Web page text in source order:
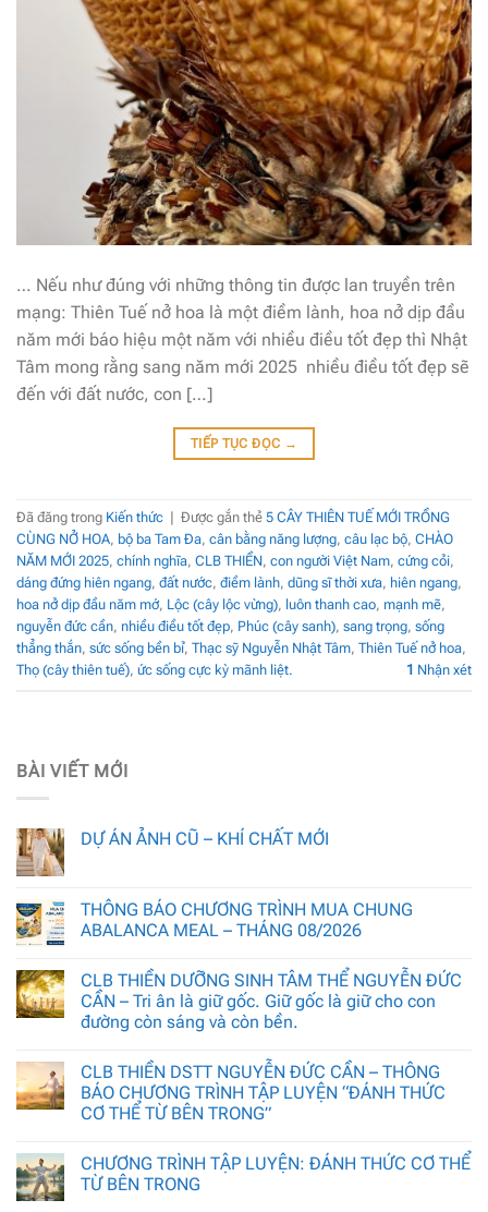
… Nếu như đúng với những thông tin được lan truyền trên
mạng: Thiên Tuế nở hoa là một điềm lành, hoa nở dịp đầu
năm mới báo hiệu một năm với nhiều điều tốt đẹp thì Nhật
Tâm mong rằng sang năm mới 2025 nhiều điều tốt đẹp sẽ
đến với đất nước, con […]
TIẾP TỤC ĐỌC →
Đã đăng trong Kiến thức Được gắn thẻ 5 CÂY THIÊN TUẾ MỚI TRỒNG
CÙNG NỞ HOA, bộ ba Tam Đa, cân bằng năng lượng, câu lạc bộ, CHÀO
NĂM MỚI 2025, chính nghĩa, CLB THIỀN, con người Việt Nam, cứng cỏi,
dáng đứng hiên ngang, đất nước, điềm lành, dũng sĩ thời xưa, hiên ngang,
hoa nở dịp đầu năm mớ, Lộc (cây lộc vừng), luôn thanh cao, mạnh mẽ,
nguyễn đức cần, nhiều điều tốt đẹp, Phúc (cây sanh), sang trọng, sống
thẳng thắn, sức sống bền bỉ, Thạc sỹ Nguyễn Nhật Tâm, Thiên Tuế nở hoa,
Thọ (cây thiên tuế), ức sống cực kỳ mãnh liệt. 1 Nhận xét
BÀI VIẾT MỚI
DỰ ÁN ẢNH CŨ – KHÍ CHẤT MỚI
THÔNG BÁO CHƯƠNG TRÌNH MUA CHUNG
ABALANCA MEAL – THÁNG 08/2026
CLB THIỀN DƯỠNG SINH TÂM THỂ NGUYỄN ĐỨC
CẦN – Tri ân là giữ gốc. Giữ gốc là giữ cho con
đường còn sáng và còn bền.
CLB THIỀN DSTT NGUYỄN ĐỨC CẦN – THÔNG
BÁO CHƯƠNG TRÌNH TẬP LUYỆN “ĐÁNH THỨC
CƠ THỂ TỪ BÊN TRONG”
CHƯƠNG TRÌNH TẬP LUYỆN: ĐÁNH THỨC CƠ THỂ
TỪ BÊN TRONG